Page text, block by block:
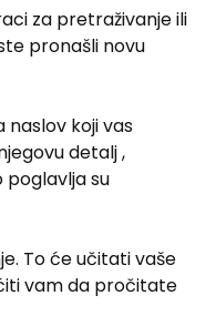
za pretraživanje ili
pronašli novu
naslov koji vas
detalj ,
poglavlja su
To će učitati vaše
vam da pročitate